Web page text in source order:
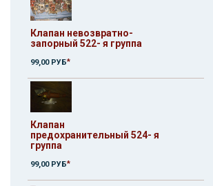
Клапан невозвратно-
запорный 522- я группа
99,00 РУБ*
Клапан
предохранительный 524- я
группа
99,00 РУБ*